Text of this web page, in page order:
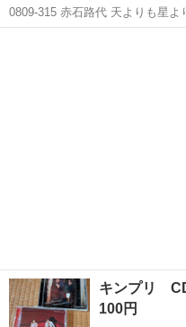
0809-315 赤石路代 天よりも星よりも 1-8
用に伴う多少のスレ、キズ、落
キンプリ
100円